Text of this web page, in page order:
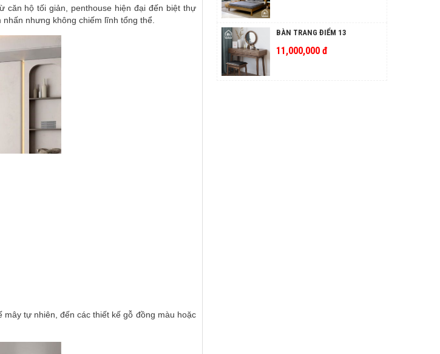
căn hộ tối giản, penthouse hiện đại đến biệt thự
nhưng không chiếm lĩnh tổng thể.
tự nhiên, đến các thiết kế gỗ đồng màu hoặc
BÀN TRANG ĐIỂM 13
11,000,000 đ